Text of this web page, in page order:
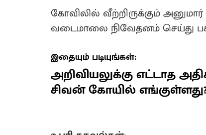
கோவிலில் வீற்றிருக்கும்
வடைமாலை நிவேதனம் செய்து
இதையும் படியுங்கள்:
அறிவியலுக்கு எட்டாத
சிவன் கோயில்